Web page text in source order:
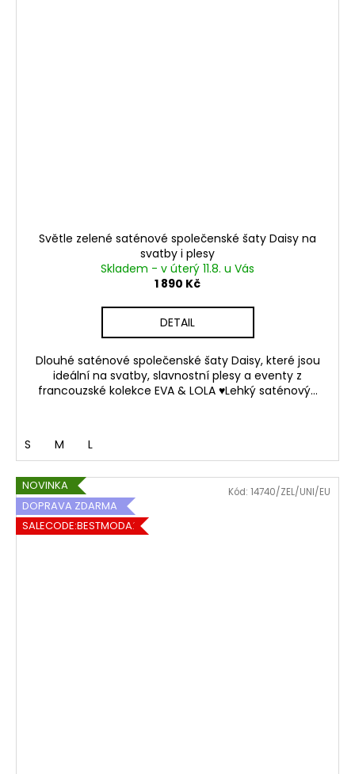
Světle zelené saténové společenské šaty Daisy na
svatby i plesy
Skladem - v úterý 11.8. u Vás
1 890 Kč
DETAIL
Dlouhé saténové společenské šaty Daisy, které jsou
ideální na svatby, slavnostní plesy a eventy z
francouzské kolekce EVA & LOLA ♥Lehký saténový...
S M L
NOVINKA
DOPRAVA ZDARMA
SALECODE:BESTMODA20:20:%
Kód: 14740/ZEL/UNI/EU